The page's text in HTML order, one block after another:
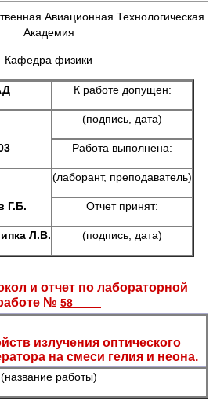
Авиационная Технологическая
Академия
Кафедра физики
К работе допущен:
(подпись, дата)
Работа выполнена:
Г.Б.
(лаборант, преподаватель)
Отчет принят:
Л.В. (подпись, дата)
и отчет по лабораторной
№ 58
излучения оптического
на смеси гелия и неона.
(название работы)